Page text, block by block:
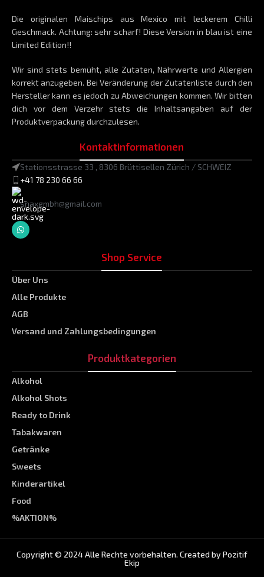
Die originalen Maischips aus Mexico mit leckerem Chilli
Geschmack. Achtung: sehr scharf! Diese Version in blau ist eine
Limited Edition!!
Wir sind stets bemüht, alle Zutaten, Nährwerte und Allergien
korrekt anzugeben. Bei Veränderung der Zutatenliste durch den
Hersteller kann es jedoch zu Abweichungen kommen. Wir bitten
dich vor dem Verzehr stets die Inhaltsangaben auf der
Produktverpackung durchzulesen.
Kontaktinformationen
Stationsstrasse 33 , 8306 Brüttisellen Zürich / SCHWEIZ
+41 78 230 66 66
snaxgmbh@gmail.com
Shop Service
Über Uns
Alle Produkte
AGB
Versand und Zahlungsbedingungen
Produktkategorien
Alkohol
Alkohol Shots
Ready to Drink
Tabakwaren
Getränke
Sweets
Kinderartikel
Food
%AKTION%
Copyright © 2024 Alle Rechte vorbehalten. Created by Pozitif
Ekip